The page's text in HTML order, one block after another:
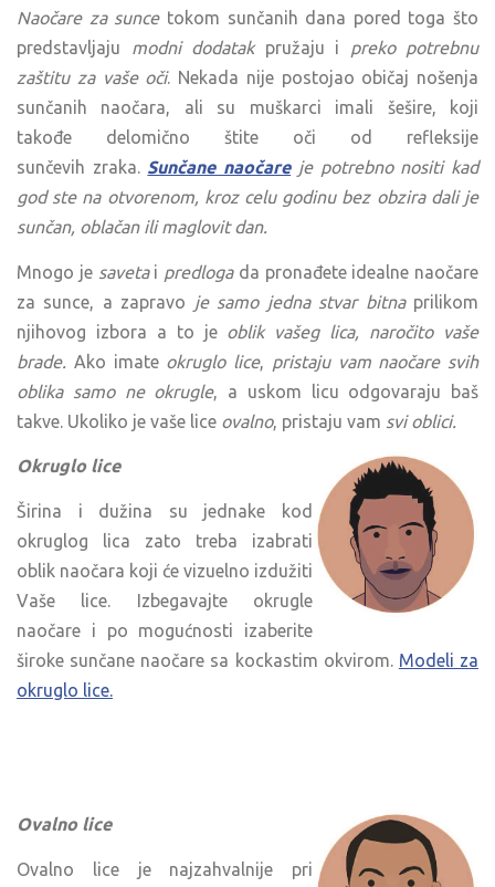
Naočare za suncetokom sunčanih dana pored toga što
predstavljaju modni dodatakpružaju i preko potrebnu
zaštitu za vaše oči. Nekada nije postojao običaj nošenja
sunčanih naočara, ali su muškarci imali šešire, koji
takođe delomično štite oči od refleksije
sunčevih zraka. Sunčane naočare je potrebno nositi kad
god ste na otvorenom, kroz celu godinu bez obzira dali je
sunčan, oblačan ili maglovit dan.
Mnogo je saveta i predloga da pronađete idealne naočare
za sunce, a zapravo
je samo jedna stvar bitna prilikom
njihovog izbora a to je oblik vašeg lica, naročito vaše
brade.
Ako imate okruglo lice,
pristaju vam naočare svih
oblika samo ne okrugle, a uskom licu odgovaraju baš
takve. Ukoliko je vaše lice ovalno, pristaju vam svi oblici.
Okruglo lice
Širina i dužina su jednake kod
okruglog lica zato treba izabrati
oblik naočara koji će vizuelno izdužiti
Vaše lice. Izbegavajte okrugle
naočare i po mogućnosti izaberite
široke sunčane naočare sa kockastim okvirom. Modeli za
okruglo lice.
Ovalno lice
Ovalno lice je najzahvalnije pri